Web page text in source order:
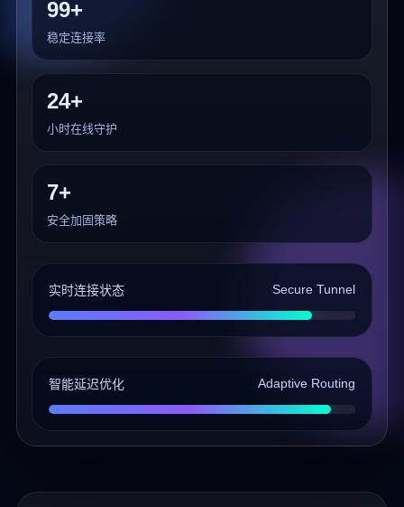
99+
稳定连接率
24+
小时在线守护
7+
安全加固策略
实时连接状态 Secure Tunnel
智能延迟优化 Adaptive Routing